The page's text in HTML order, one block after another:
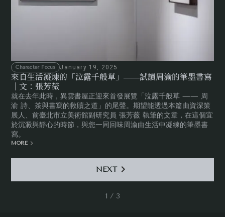
Character Focus January 19, 2025
來自生活凝煉的「泣露千般草」——試讀周渝的筆墨書寫
｜文：張芳薇
就在去年此時，異雲書屋正迎來首發展覽「泣露千般草 —— 周
渝 詩、茶與書寫的救贖之道」的尾聲。期望能透過本篇由資深策
展人、前臺北市立美術館副研究員 張芳薇 執筆的文章，在這個宜
於沉澱與靜心的時節，與您一同回味周渝由生活中凝練的筆墨書
寫。
MORE
NEXT
1 / 3